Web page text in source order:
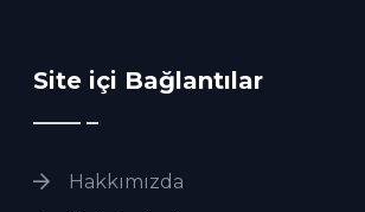
Site içi Bağlantılar
Hakkımızda